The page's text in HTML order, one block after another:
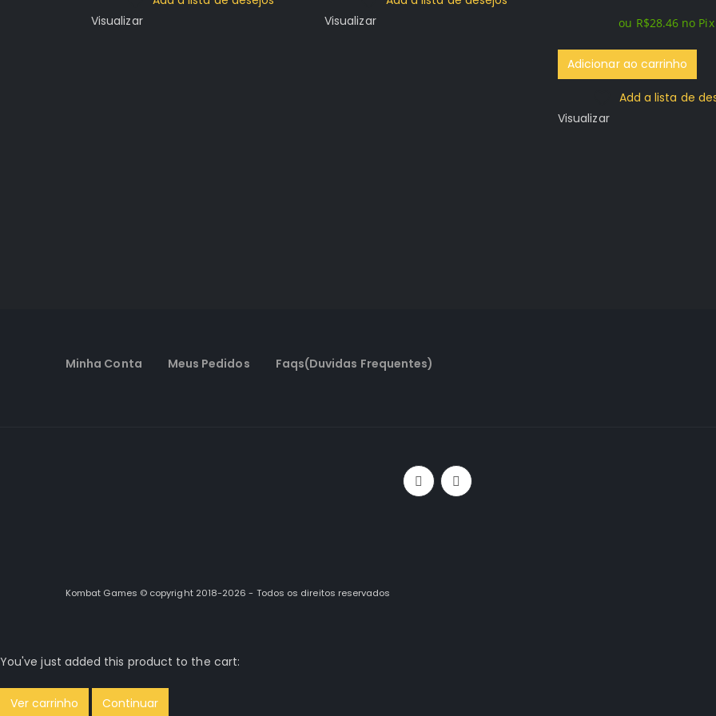
Visualizar
Visualizar
era:
R$119.96.
é:
R$29.96.
ou R$28.46 no Pix
Adicionar ao carrinho
Add a lista de
Visualizar
Minha Conta Meus Pedidos Faqs(Duvidas Frequentes)
Kombat Games © copyright 2018-2026 - Todos os direitos reservados
You've just added this product to the cart:
Ver carrinho Continuar